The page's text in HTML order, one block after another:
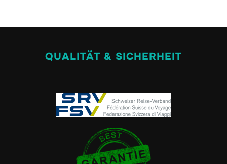
QUALITÄT & SICHERHEIT